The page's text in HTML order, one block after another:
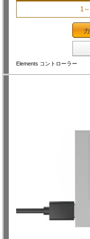
1
Elements コントローラー